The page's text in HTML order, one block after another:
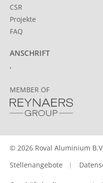
CSR
Projekte
FAQ
ANSCHRIFT
,
MEMBER OF
© 2026 Roval Aluminium
Stellenangebote